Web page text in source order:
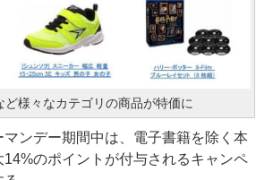
様々なカテゴリの商品が特価に
マンデー期間中は、電子書籍を除く本
14%のポイントが付与されるキャンペ